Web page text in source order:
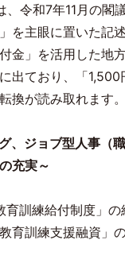
、令和7年11 月の閣
を主眼に置いた記
金」を活用した地
出ており、「1,500
換が読み取れます。
ジョブ型人事（
充実～
育訓練給付制度」
育訓練支援融資」